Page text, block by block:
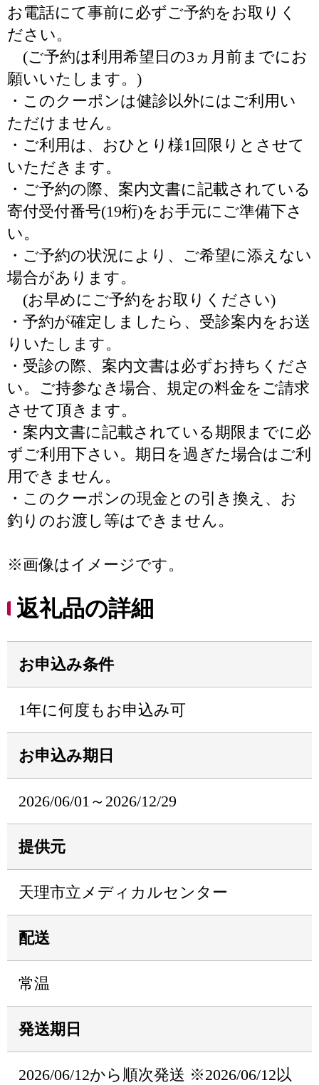
お電話にて事前に必ずご予約をお取りく
ださい。
(ご予約は利用希望日の3ヵ月前までにお
願いいたします。)
・このクーポンは健診以外にはご利用い
ただけません。
・ご利用は、おひとり様1回限りとさせて
いただきます。
・ご予約の際、案内文書に記載されている
寄付受付番号(19桁)をお手元にご準備下さ
い。
・ご予約の状況により、ご希望に添えない
場合があります。
(お早めにご予約をお取りください)
・予約が確定しましたら、受診案内をお送
りいたします。
・受診の際、案内文書は必ずお持ちくださ
い。ご持参なき場合、規定の料金をご請求
させて頂きます。
・案内文書に記載されている期限までに必
ずご利用下さい。期日を過ぎた場合はご利
用できません。
・このクーポンの現金との引き換え、お
釣りのお渡し等はできません。
※画像はイメージです。
返礼品の詳細
お申込み条件
1年に何度もお申込み可
お申込み期日
2026/06/01～2026/12/29
提供元
天理市立メディカルセンター
配送
常温
発送期日
2026/06/12から順次発送 ※2026/06/12以